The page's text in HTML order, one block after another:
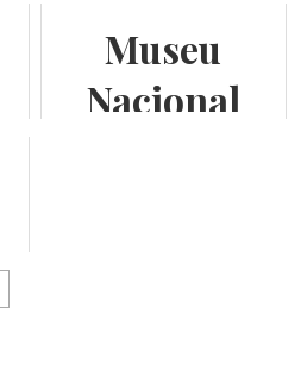
Museu
Nacional